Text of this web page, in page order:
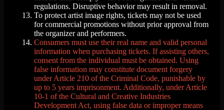
regulations. Disruptive behavior may result in removal.
To protect artist image rights, tickets may not be used
for commercial promotions without prior approval from
the organizer and performers.
Consumers must use their real name and valid personal
information when purchasing tickets. If assisting others,
consent from the individual must be obtained. Using
false information may constitute document forgery
under Article 210 of the Criminal Code, punishable by
up to 5 years imprisonment. Additionally, under Article
10-1 of the Cultural and Creative Industries
Development Act, using false data or improper means